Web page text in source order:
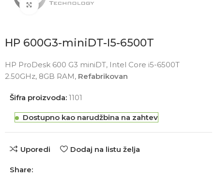
Click to enlarge
HP 600G3-miniDT-I5-6500T
HP ProDesk 600 G3 miniDT, Intel Core i5-6500T
2.50GHz, 8GB RAM, Refabrikovan
Šifra proizvoda:1101
Dostupno kao narudžbina na zahtev
Uporedi Dodaj na listu želja
Share: